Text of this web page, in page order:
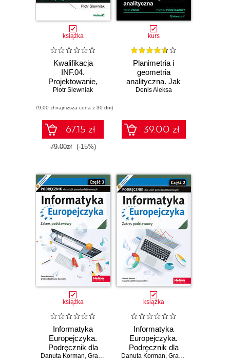
książka
Kwalifikacja
INF.04.
Projektowanie,
programowanie i
aplikacji. Część 2.
Programowanie
obiektowe.
Podręcznik do
nauki zawodu
Piotr Siewniak
(79,00 zł najniższa cena z 30 dni)
67.15 zł
79.00zł (-15%)
kurs
Planimetria i
geometria
analityczna. Jak
zdać maturę z
podstawowy
Denis Aleksa
39.00 zł
książka
Informatyka
Europejczyka.
Podręcznik dla
szkół
Danuta Korman, Grażyna Szabłowicz-Zawadzka
książka
Informatyka
Europejczyka.
Podręcznik dla
szkół
Danuta Korman, Grażyna Szabłowicz-Zawadzka